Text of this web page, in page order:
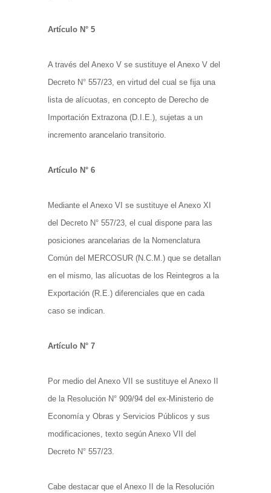
Artículo N° 5
A través del Anexo V se sustituye el Anexo V del
Decreto N° 557/23, en virtud del cual se fija una
lista de alícuotas, en concepto de Derecho de
Importación Extrazona (D.I.E.), sujetas a un
incremento arancelario transitorio.
Artículo N° 6
Mediante el Anexo VI se sustituye el Anexo XI
del Decreto N° 557/23, el cual dispone para las
posiciones arancelarias de la Nomenclatura
Común del MERCOSUR (N.C.M.) que se detallan
en el mismo, las alícuotas de los Reintegros a la
Exportación (R.E.) diferenciales que en cada
caso se indican.
Artículo N° 7
Por medio del Anexo VII se sustituye el Anexo II
de la Resolución N° 909/94 del ex-Ministerio de
Economía y Obras y Servicios Públicos y sus
modificaciones, texto según Anexo VII del
Decreto N° 557/23.
Cabe destacar que el Anexo II de la Resolución